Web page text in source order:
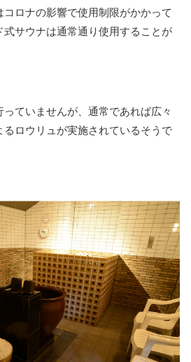
コロナの影響で使用制限がかかって
式サウナは通常通り使用することが
ていませんが、通常であれば広々
るロウリュが実施されているそうで